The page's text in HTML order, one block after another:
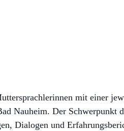
mit einer
Nauheim. Der Schwerpunkt
Dialogen und